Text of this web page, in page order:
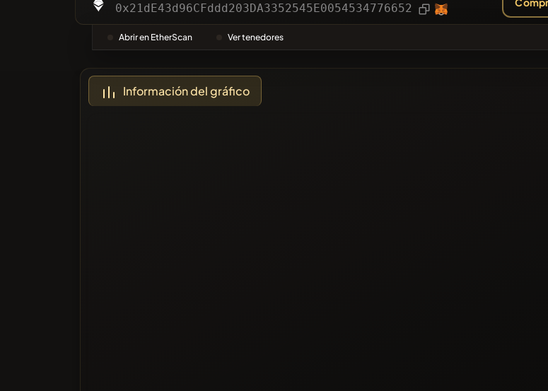
Categorías
Más votado
Artículo
0x21dE43d96CFddd203DA3352545E0054534776652
Abrir en EtherScan Ver tenedores
Información del gráfico